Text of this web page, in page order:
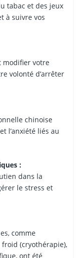
tabac et des jeux
à suivre vos
modifier votre
volonté d’arrêter
chinoise
l’anxiété liés au
:
dans la
le stress et
comme
(cryothérapie),
ont été